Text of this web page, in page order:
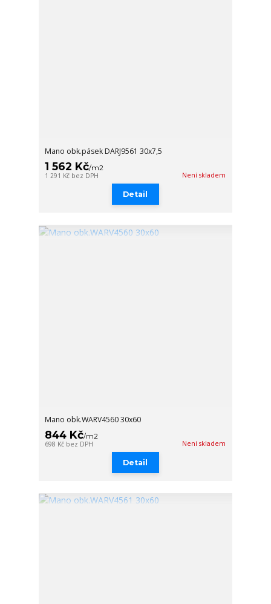
Mano obk.pásek DARJ9561 30x7,5
1 562 Kč/m2
1 291 Kč bez DPH Není skladem
Detail
Mano obk.WARV4560 30x60
844 Kč/m2
698 Kč bez DPH Není skladem
Detail